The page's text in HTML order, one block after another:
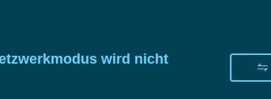
wird nicht